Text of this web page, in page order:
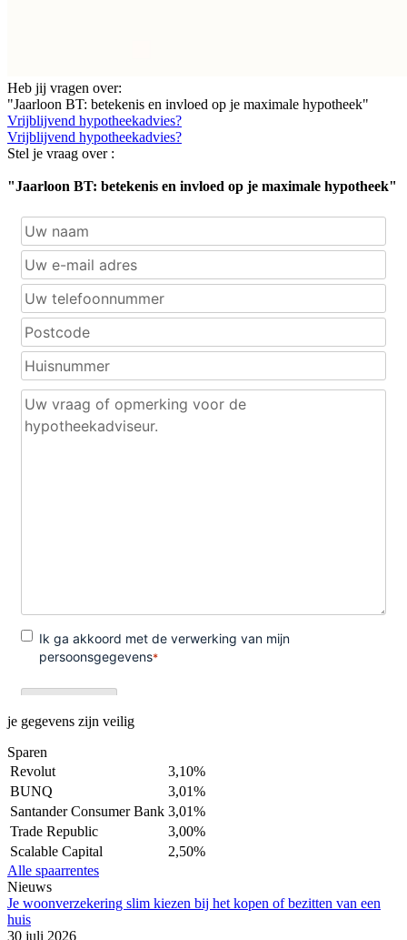
Heb jij vragen over:
"Jaarloon BT: betekenis en invloed op je maximale hypotheek"
Vrijblijvend hypotheekadvies?
Vrijblijvend hypotheekadvies?
Stel je vraag over :
"Jaarloon BT: betekenis en invloed op je maximale hypotheek"
je gegevens zijn veilig
Sparen
Revolut
3,10%
BUNQ
3,01%
Santander Consumer Bank 3,01%
Trade Republic
3,00%
Scalable Capital
2,50%
Alle spaarrentes
Nieuws
Je woonverzekering slim kiezen bij het kopen of bezitten van een
huis
30 juli 2026